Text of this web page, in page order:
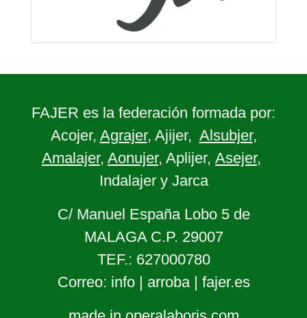
FAJER es la federación formada por:
Acojer, Agrajer, Ajijer, Alsubjer,
Amalajer, Aonujer, Aplijer, Asejer,
Indalajer y Jarca
C/ Manuel España Lobo 5 de
MALAGA C.P. 29007
TEF.: 627000780
Correo: info | arroba | fajer.es